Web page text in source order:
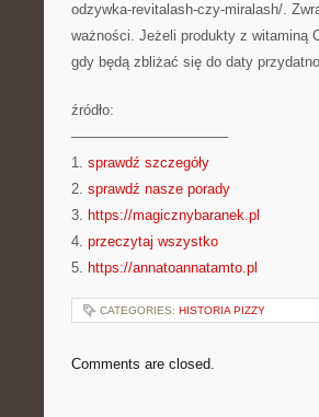
odzywka-revitalash-czy-miralash/.
ważności. Jeżeli produkty z witaminą
gdy będą zbliżać się do daty
źródło:
———————————
1. sprawdź szczegóły
2. sprawdź nasze porady
3. https://magicznybaranek.pl
4. przeczytaj wszystko
5. https://annatoannatamto.pl
CATEGORIES: HISTORIA PIZZY
Comments are closed.